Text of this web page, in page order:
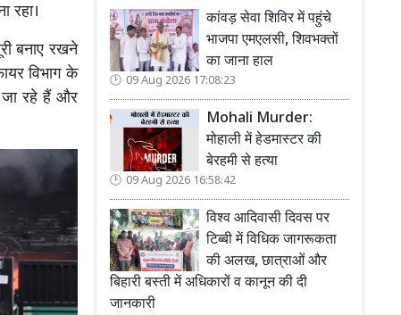
रहा।
बनाए रखने
विभाग के
जा रहे हैं और
कांवड़ सेवा शिविर में पहुंचे
भाजपा एमएलसी, शिवभक्तों
का जाना हाल
09 Aug 2026 17:08:23
Mohali Murder:
मोहाली में हेडमास्टर की
बेरहमी से हत्या
09 Aug 2026 16:58:42
विश्व आदिवासी दिवस पर
टिब्बी में विधिक जागरूकता
की अलख, छात्राओं और
बिहारी बस्ती में अधिकारों व कानून की दी
जानकारी